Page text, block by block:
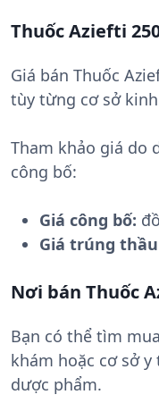
Thuốc Aziefti
Giá bán Thuốc
tùy từng cơ sở
Tham khảo giá do
công bố:
Giá công bố:
Giá trúng
Nơi bán Thuốc
Bạn có thể tìm
khám hoặc cơ sở
dược phẩm.